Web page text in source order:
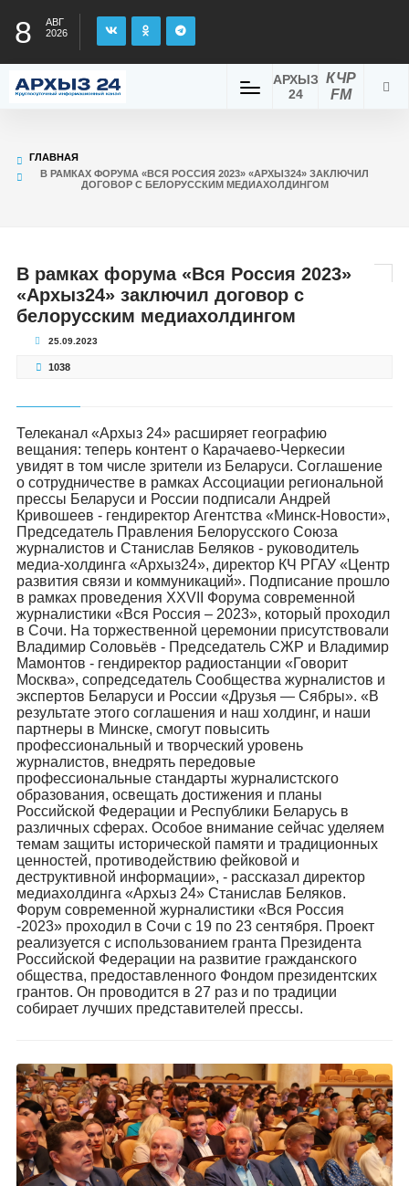
8
АВГ
2026
КЧР
FM
АРХЫЗ
24
ГЛАВНАЯ
В РАМКАХ ФОРУМА «ВСЯ РОССИЯ 2023» «АРХЫЗ24» ЗАКЛЮЧИЛ
ДОГОВОР С БЕЛОРУССКИМ МЕДИАХОЛДИНГОМ
В рамках форума «Вся Россия 2023»
«Архыз24» заключил договор с
белорусским медиахолдингом
25.09.2023
1038
Телеканал «Архыз 24» расширяет географию
вещания: теперь контент о Карачаево-Черкесии
увидят в том числе зрители из Беларуси. Соглашение
о сотрудничестве в рамках Ассоциации региональной
прессы Беларуси и России подписали Андрей
Кривошеев - гендиректор Агентства «Минск-Новости»,
Председатель Правления Белорусского Союза
журналистов и Станислав Беляков - руководитель
медиа-холдинга «Архыз24», директор КЧ РГАУ «Центр
развития связи и коммуникаций». Подписание прошло
в рамках проведения XXVII Форума современной
журналистики «Вся Россия – 2023», который проходил
в Сочи. На торжественной церемонии присутствовали
Владимир Соловьёв - Председатель СЖР и Владимир
Мамонтов - гендиректор радиостанции «Говорит
Москва», сопредседатель Сообщества журналистов и
экспертов Беларуси и России «Друзья — Сябры». «В
результате этого соглашения и наш холдинг, и наши
партнеры в Минске, смогут повысить
профессиональный и творческий уровень
журналистов, внедрять передовые
профессиональные стандарты журналистского
образования, освещать достижения и планы
Российской Федерации и Республики Беларусь в
различных сферах. Особое внимание сейчас уделяем
темам защиты исторической памяти и традиционных
ценностей, противодействию фейковой и
деструктивной информации», - рассказал директор
медиахолдинга «Архыз 24» Станислав Беляков.
Форум современной журналистики «Вся Россия
-2023» проходил в Сочи с 19 по 23 сентября. Проект
реализуется с использованием гранта Президента
Российской Федерации на развитие гражданского
общества, предоставленного Фондом президентских
грантов. Он проводится в 27 раз и по традиции
собирает лучших представителей прессы.